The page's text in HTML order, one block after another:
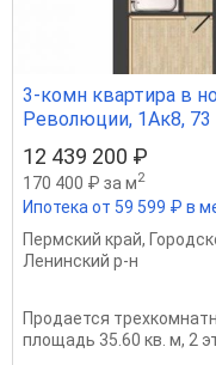
3-комн квартира в
Революции, 1Ак8, 73
12 439 200 ₽
170 400 ₽ за м2
Ипотека от 59 599 ₽ в
Пермский край,
Ленинский р-н
Продается
площадь 35.60 кв. м, 2